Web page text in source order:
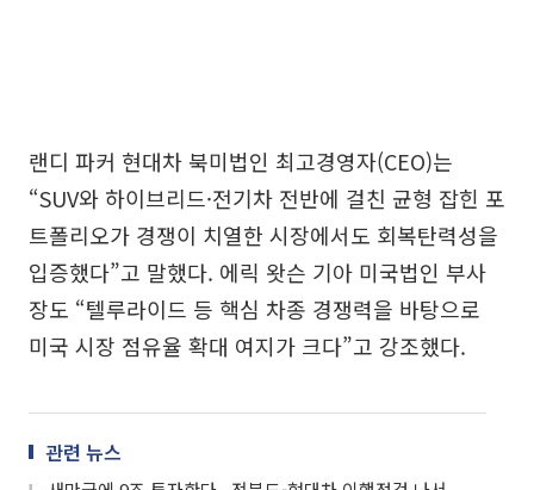
랜디 파커 현대차 북미법인 최고경영자(CEO)는
“SUV와 하이브리드·전기차 전반에 걸친 균형 잡힌 포
트폴리오가 경쟁이 치열한 시장에서도 회복탄력성을
입증했다”고 말했다. 에릭 왓슨 기아 미국법인 부사
장도 “텔루라이드 등 핵심 차종 경쟁력을 바탕으로
미국 시장 점유율 확대 여지가 크다”고 강조했다.
관련 뉴스